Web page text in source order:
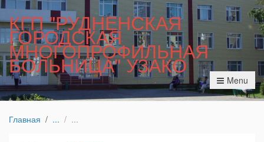
КГП "РУДНЕНСКАЯ
ГОРОДСКАЯ
МНОГОПРОФИЛЬНАЯ
БОЛЬНИЦА" УЗАКО
Menu
Главная